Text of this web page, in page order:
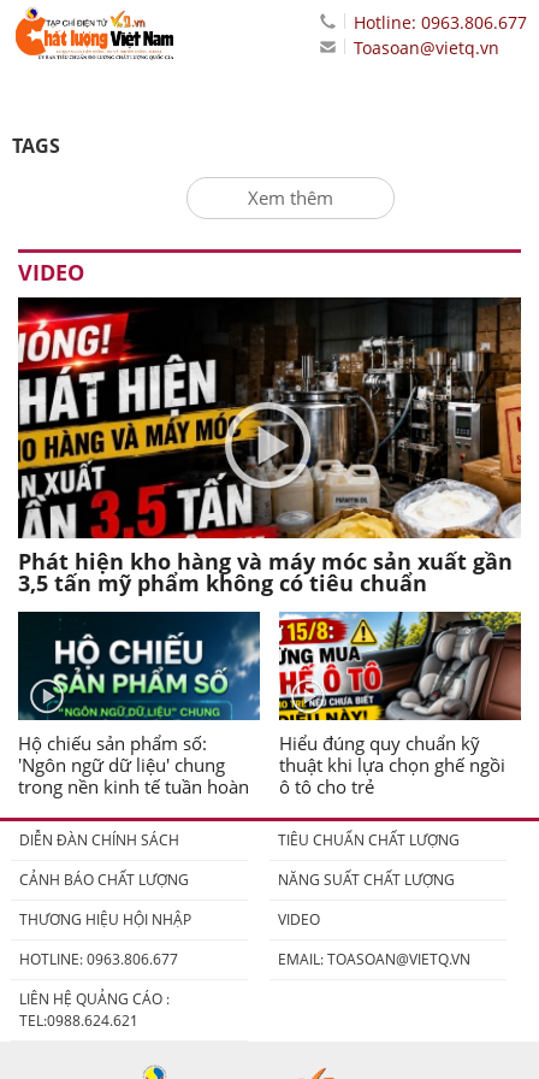
Hotline: 0963.806.677
Toasoan@vietq.vn
TAGS
Xem thêm
VIDEO
Phát hiện kho hàng và máy móc sản xuất gần
3,5 tấn mỹ phẩm không có tiêu chuẩn
Hộ chiếu sản phẩm số:
'Ngôn ngữ dữ liệu' chung
trong nền kinh tế tuần hoàn
Hiểu đúng quy chuẩn kỹ
thuật khi lựa chọn ghế ngồi
ô tô cho trẻ
DIỄN ĐÀN CHÍNH SÁCH
TIÊU CHUẨN CHẤT LƯỢNG
CẢNH BÁO CHẤT LƯỢNG
NĂNG SUẤT CHẤT LƯỢNG
THƯƠNG HIỆU HỘI NHẬP
VIDEO
HOTLINE: 0963.806.677
EMAIL:TOASOAN@VIETQ.VN
LIÊN HỆ QUẢNG CÁO :
TEL:0988.624.621